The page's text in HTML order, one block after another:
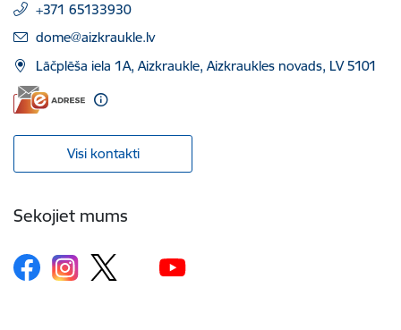
+371 65133930
E-pasts:
dome@aizkraukle.lv
Lāčplēša iela 1A, Aizkraukle, Aizkraukles novads, LV 5101
Visi kontakti
Sekojiet mums